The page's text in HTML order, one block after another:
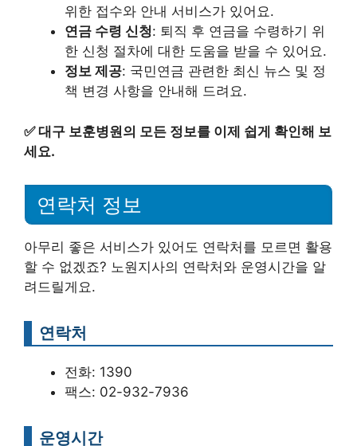
위한 접수와 안내 서비스가 있어요.
연금 수령 신청: 퇴직 후 연금을 수령하기 위
한 신청 절차에 대한 도움을 받을 수 있어요.
정보 제공: 국민연금 관련한 최신 뉴스 및 정
책 변경 사항을 안내해 드려요.
✅대구 보훈병원의 모든 정보를 이제 쉽게 확인해 보
세요.
연락처 정보
아무리 좋은 서비스가 있어도 연락처를 모르면 활용
할 수 없겠죠? 노원지사의 연락처와 운영시간을 알
려드릴게요.
연락처
전화: 1390
팩스: 02-932-7936
운영시간